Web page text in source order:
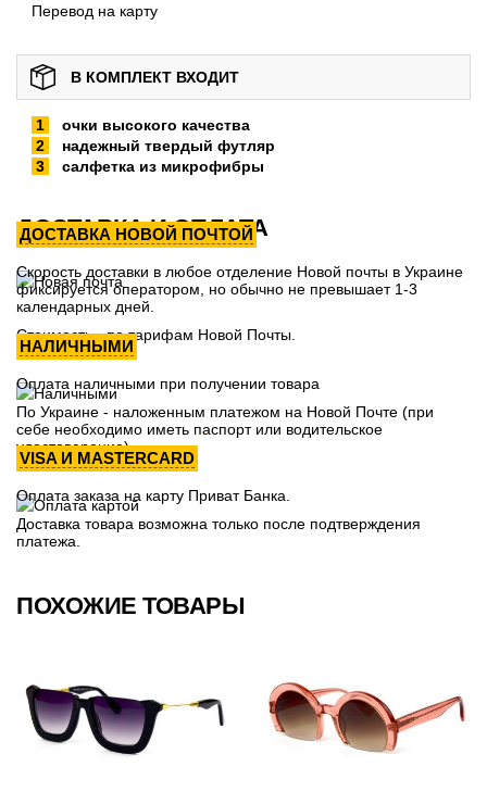
Перевод на карту
В КОМПЛЕКТ ВХОДИТ
очки высокого качества
надежный твердый футляр
салфетка из микрофибры
ДОСТАВКА И ОПЛАТА
ДОСТАВКА НОВОЙ ПОЧТОЙ
Скорость доставки в любое отделение Новой почты в Украине
фиксируется оператором, но обычно не превышает 1-3
календарных дней.
Стоимость - по тарифам Новой Почты.
НАЛИЧНЫМИ
Оплата наличными при получении товара
По Украине - наложенным платежом на Новой Почте (при
себе необходимо иметь паспорт или водительское
удостоверение)
VISA И MASTERCARD
Оплата заказа на карту Приват Банка.
Доставка товара возможна только после подтверждения
платежа.
ПОХОЖИЕ ТОВАРЫ